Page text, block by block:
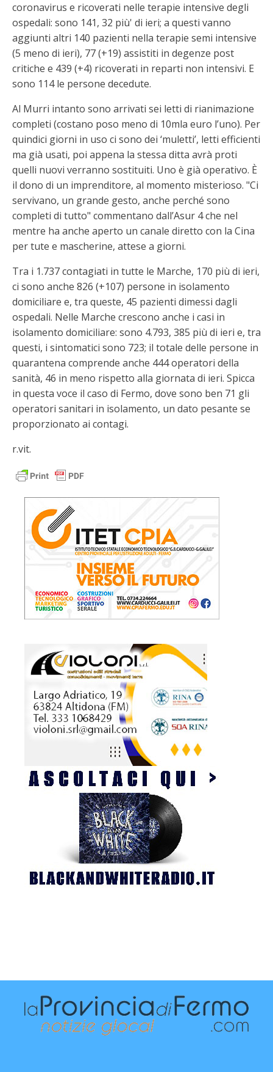
coronavirus e ricoverati nelle terapie intensive degli
ospedali: sono 141, 32 più' di ieri; a questi vanno
aggiunti altri 140 pazienti nella terapie semi intensive
(5 meno di ieri), 77 (+19) assistiti in degenze post
critiche e 439 (+4) ricoverati in reparti non intensivi. E
sono 114 le persone decedute.
Al Murri intanto sono arrivati sei letti di rianimazione
completi (costano poso meno di 10mla euro l’uno). Per
quindici giorni in uso ci sono dei ‘muletti’, letti efficienti
ma già usati, poi appena la stessa ditta avrà proti
quelli nuovi verranno sostituiti. Uno è già operativo. È
il dono di un imprenditore, al momento misterioso. "Ci
servivano, un grande gesto, anche perché sono
completi di tutto" commentano dall’Asur 4 che nel
mentre ha anche aperto un canale diretto con la Cina
per tute e mascherine, attese a giorni.
Tra i 1.737 contagiati in tutte le Marche, 170 più di ieri,
ci sono anche 826 (+107) persone in isolamento
domiciliare e, tra queste, 45 pazienti dimessi dagli
ospedali. Nelle Marche crescono anche i casi in
isolamento domiciliare: sono 4.793, 385 più di ieri e, tra
questi, i sintomatici sono 723; il totale delle persone in
quarantena comprende anche 444 operatori della
sanità, 46 in meno rispetto alla giornata di ieri. Spicca
in questa voce il caso di Fermo, dove sono ben 71 gli
operatori sanitari in isolamento, un dato pesante se
proporzionato ai contagi.
r.vit.